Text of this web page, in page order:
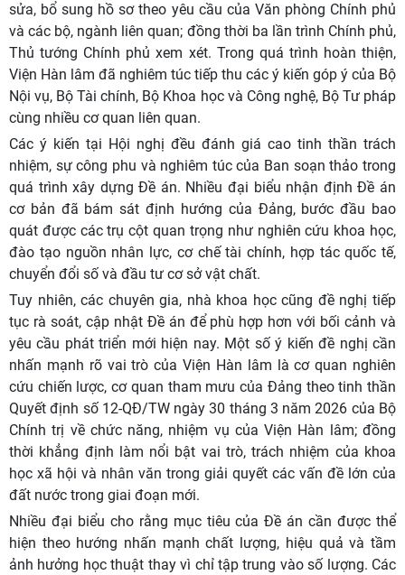
sửa, bổ sung hồ sơ theo yêu cầu của Văn phòng Chính phủ
và các bộ, ngành liên quan; đồng thời ba lần trình Chính phủ,
Thủ tướng Chính phủ xem xét. Trong quá trình hoàn thiện,
Viện Hàn lâm đã nghiêm túc tiếp thu các ý kiến góp ý của Bộ
Nội vụ, Bộ Tài chính, Bộ Khoa học và Công nghệ, Bộ Tư pháp
cùng nhiều cơ quan liên quan.
Các ý kiến tại Hội nghị đều đánh giá cao tinh thần trách
nhiệm, sự công phu và nghiêm túc của Ban soạn thảo trong
quá trình xây dựng Đề án. Nhiều đại biểu nhận định Đề án
cơ bản đã bám sát định hướng của Đảng, bước đầu bao
quát được các trụ cột quan trọng như nghiên cứu khoa học,
đào tạo nguồn nhân lực, cơ chế tài chính, hợp tác quốc tế,
chuyển đổi số và đầu tư cơ sở vật chất.
Tuy nhiên, các chuyên gia, nhà khoa học cũng đề nghị tiếp
tục rà soát, cập nhật Đề án để phù hợp hơn với bối cảnh và
yêu cầu phát triển mới hiện nay. Một số ý kiến đề nghị cần
nhấn mạnh rõ vai trò của Viện Hàn lâm là cơ quan nghiên
cứu chiến lược, cơ quan tham mưu của Đảng theo tinh thần
Quyết định số 12-QĐ/TW ngày 30 tháng 3 năm 2026 của Bộ
Chính trị về chức năng, nhiệm vụ của Viện Hàn lâm; đồng
thời khẳng định làm nổi bật vai trò, trách nhiệm của khoa
học xã hội và nhân văn trong giải quyết các vấn đề lớn của
đất nước trong giai đoạn mới.
Nhiều đại biểu cho rằng mục tiêu của Đề án cần được thể
hiện theo hướng nhấn mạnh chất lượng, hiệu quả và tầm
ảnh hưởng học thuật thay vì chỉ tập trung vào số lượng. Các